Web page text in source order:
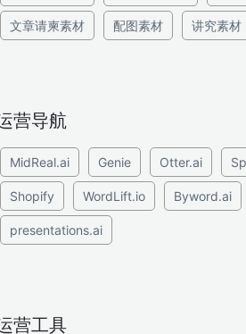
文章请柬素材 配图素材 讲究素材
营导航
MidReal.ai Genie Otter.ai
Shopify WordLift.io Byword.ai
presentations.ai
营工具